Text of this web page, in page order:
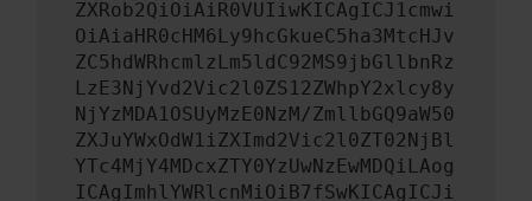
ZXRob2QiOiAiR0VUIiwKICAgICJ1cmwi
OiAiaHR0cHM6Ly9hcGkueC5ha3MtcHJv
ZC5hdWRhcmlzLm5ldC92MS9jbGllbnRz
LzE3NjYvd2Vic2l0ZS12ZWhpY2xlcy8y
NjYzMDA1OSUyMzE0NzM/ZmllbGQ9aW50
ZXJuYWxOdW1iZXImd2Vic2l0ZT02NjBl
YTc4MjY4MDcxZTY0YzUwNzEwMDQiLAog
ICAgImhlYWRlcnMiOiB7fSwKICAgICJi